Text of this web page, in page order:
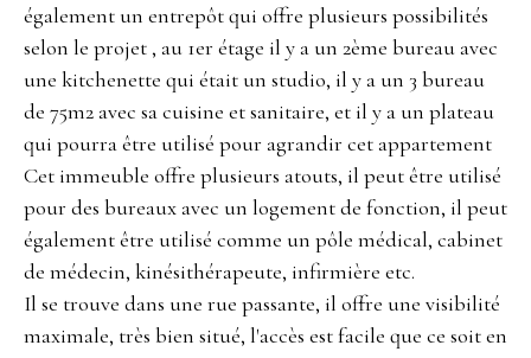
également un entrepôt qui offre plusieurs possibilités
selon le projet , au 1er étage il y a un 2ème bureau avec
une kitchenette qui était un studio, il y a un 3 bureau
de 75m2 avec sa cuisine et sanitaire, et il y a un plateau
qui pourra être utilisé pour agrandir cet appartement
Cet immeuble offre plusieurs atouts, il peut être utilisé
pour des bureaux avec un logement de fonction, il peut
également être utilisé comme un pôle médical, cabinet
de médecin, kinésithérapeute, infirmière etc.
Il se trouve dans une rue passante, il offre une visibilité
maximale, très bien situé, l'accès est facile que ce soit en